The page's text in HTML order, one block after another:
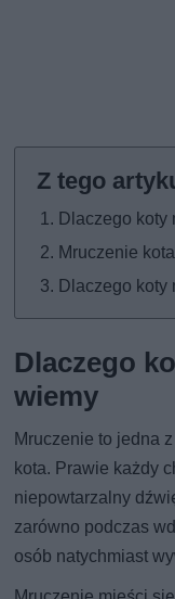
Dlaczego koty
Mruczenie
Dlaczego koty
Dlaczego
wiemy
Mruczenie to jedna
kota. Prawie każdy
niepowtarzalny
zarówno podczas
osób natychmiast